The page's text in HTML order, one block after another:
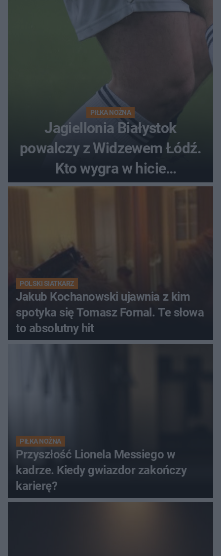
PIŁKA NOŻNA
Jagiellonia Białystok
powalczy z Widzewem Łódź.
Kto wygra w hicie
Ekstraklasy?
POLSKI SIATKARZ
Jakub Kochanowski ujawnia z kim
spotyka się Tomasz Fornal. Te słowa
to absolutny hit
PIŁKA NOŻNA
Przyszłość Lionela Messiego w
kadrze. Kiedy gwiazdor zakończy
karierę?